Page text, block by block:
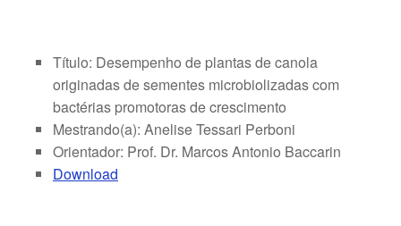
Título: Desempenho de plantas de canola
originadas de sementes microbiolizadas com
bactérias promotoras de crescimento
Mestrando(a): Anelise Tessari Perboni
Orientador: Prof. Dr. Marcos Antonio Baccarin
Download